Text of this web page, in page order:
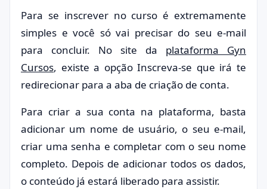
Para se inscrever no curso é extremamente
simples e você só vai precisar do seu e-mail
para concluir. No site da plataforma Gyn
Cursos, existe a opção Inscreva-se que irá te
redirecionar para a aba de criação de conta.
Para criar a sua conta na plataforma, basta
adicionar um nome de usuário, o seu e-mail,
criar uma senha e completar com o seu nome
completo. Depois de adicionar todos os dados,
o conteúdo já estará liberado para assistir.